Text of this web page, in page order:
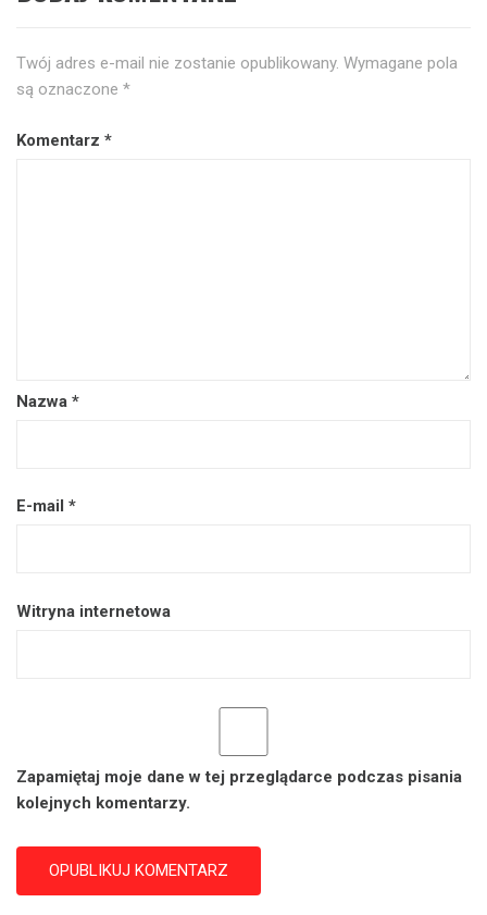
Twój adres e-mail nie zostanie opublikowany. Wymagane pola
są oznaczone *
Komentarz *
Nazwa *
E-mail *
Witryna internetowa
Zapamiętaj moje dane w tej przeglądarce podczas pisania
kolejnych komentarzy.